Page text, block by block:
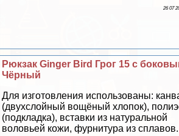
26 07
Рюкзак Ginger Bird Грог 15 с
Чёрный
Для изготовления использованы:
(двухслойный вощёный хлопок),
(подкладка), вставки из натуральной
воловьей кожи, фурнитура из